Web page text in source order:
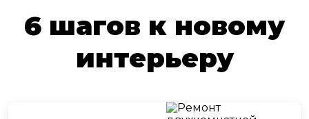
6 шагов к новому
интерьеру